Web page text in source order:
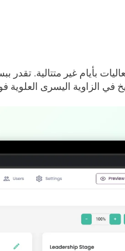
بأيام غير متتالية.
في الزاوية اليسرى